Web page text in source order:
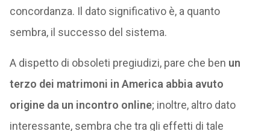
concordanza. Il dato significativo è, a quanto
sembra, il successo del sistema.
A dispetto di obsoleti pregiudizi, pare che ben un
terzo dei matrimoni in America abbia avuto
origine da un incontro online; inoltre, altro dato
interessante, sembra che tra gli effetti di tale